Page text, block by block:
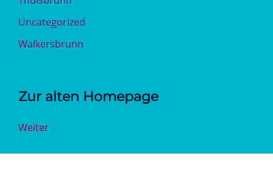
Uncategorized
Walkersbrunn
Zur alten Homepage
Weiter